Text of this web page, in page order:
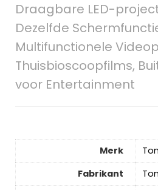
Draagbare LED-
Dezelfde
Multifunctionele
Thuisbioscoopfilms,
voor Entertainment
Merk
Fabrikant